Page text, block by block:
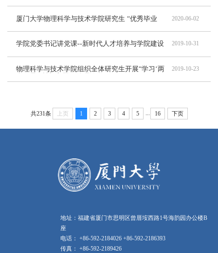
厦门大学物理科学与技术学院研究生 “优秀毕业
部”评选办法
2020-06-02
学院党委书记讲党课--新时代人才培养与学院建设 2019-10-31
物理科学与技术学院组织全体研究生开展“学习‘两
2019-10-23
共231条 上页 1 2 3 4 5 16 下页
地址：福建省厦门市思明区曾厝垵西路1号海韵园办公楼B
座
电话： +86-592-2184026 +86-592-2186393
传真： +86-592-2189426